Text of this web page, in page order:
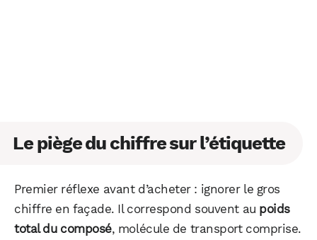
Le piège du chiffre sur l’étiquette
Premier réflexe avant d’acheter : ignorer le gros
chiffre en façade. Il correspond souvent au poids
total du composé, molécule de transport comprise.